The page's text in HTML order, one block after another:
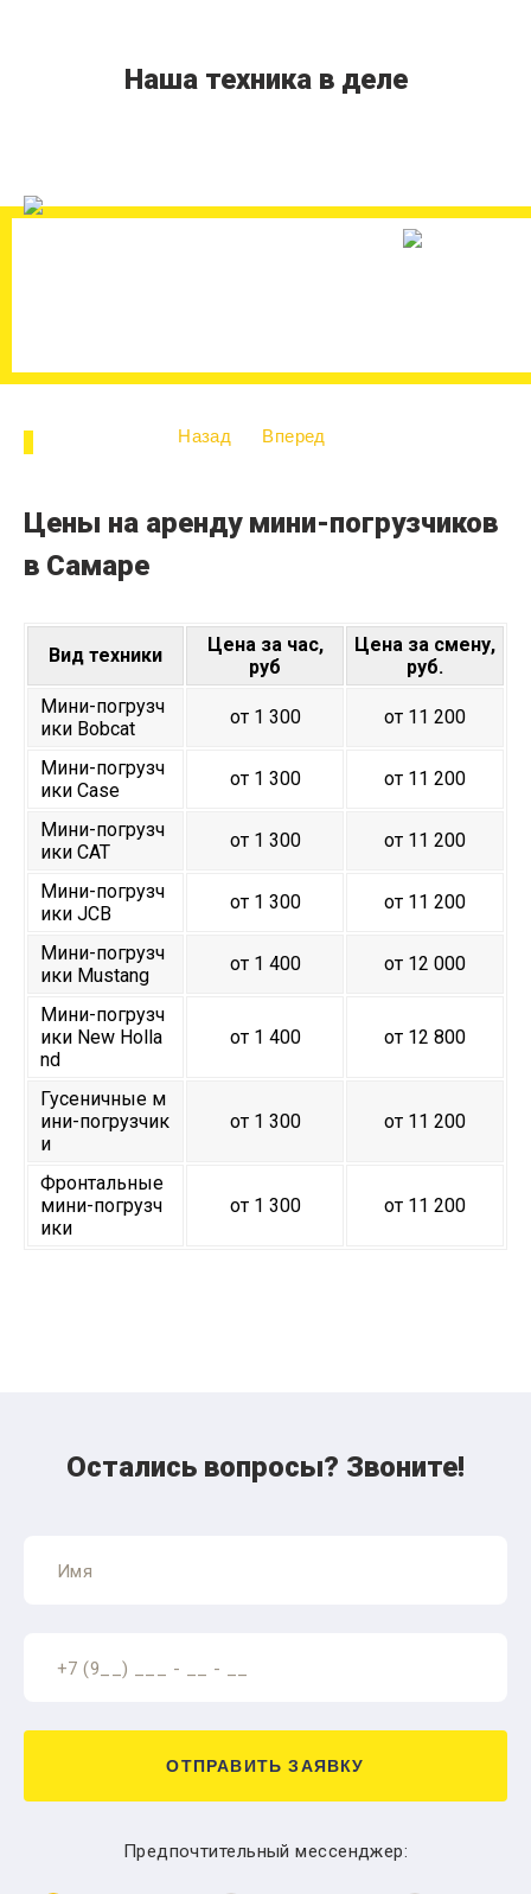
Наша техника в деле
Назад Вперед
Цены на аренду мини-погрузчиков
в Самаре
Вид техники
Цена за час,
руб
Цена за смену,
руб.
Мини-погрузч
ики Bobcat
от 1 300 от 11 200
Мини-погрузч
ики Case
от 1 300 от 11 200
Мини-погрузч
ики CAT
от 1 300 от 11 200
Мини-погрузч
ики JCB
от 1 300 от 11 200
Мини-погрузч
ики Mustang
от 1 400 от 12 000
Мини-погрузч
ики New Holla
nd
от 1 400 от 12 800
Гусеничные м
ини-погрузчик
и
от 1 300 от 11 200
Фронтальные
мини-погрузч
ики
от 1 300 от 11 200
Остались вопросы? Звоните!
ОТПРАВИТЬ ЗАЯВКУ
Предпочтительный мессенджер: